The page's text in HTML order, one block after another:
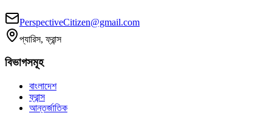
PerspectiveCitizen@gmail.com
প্যারিস, ফ্রান্স
বিভাগসমূহ
বাংলাদেশ
ফ্রান্স
আন্তর্জাতিক